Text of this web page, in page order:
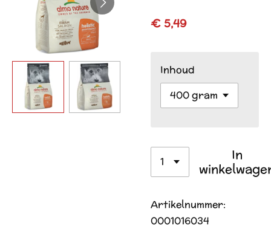
€ 5,49
Inhoud
In
Artikelnummer:
0001016034